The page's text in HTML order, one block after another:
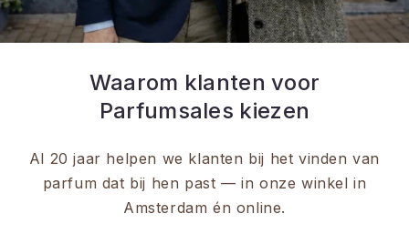
Waarom klanten voor
Parfumsales kiezen
Al 20 jaar helpen we klanten bij het vinden van
parfum dat bij hen past — in onze winkel in
Amsterdam én online.